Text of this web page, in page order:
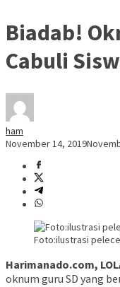
Biadab!
Cabuli
ham
November 14, 2019
Foto:ilustrasi
Harimanado.com,
oknum guru SD yang